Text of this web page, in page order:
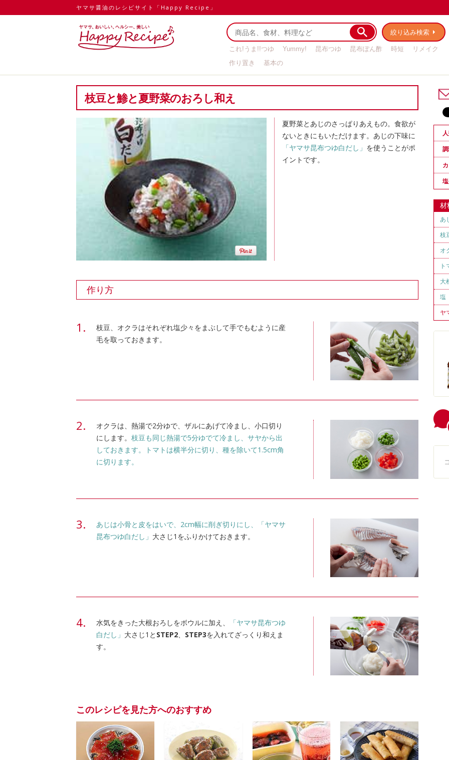
ヤマサ醤油のレシピサイト「Happy Recipe」
絞り込み検索
これ!うま!!つゆ Yummy! 昆布つゆ 昆布ぽん酢 時短
リメイク
作り置き
基本の
枝豆と鯵と夏野菜のおろし和え
夏野菜とあじのさっぱりあえもの。食欲が
ないときにもいただけます。あじの下味に
「ヤマサ昆布つゆ白だし」 を使うことがポ
イントです。
作り方
枝豆、オクラはそれぞれ塩少々をまぶして手でもむように産
毛を取っておきます。
オクラは、熱湯で2分ゆで、ザルにあげて冷まし、小口切り
にします。 枝豆も同じ熱湯で5分ゆでて冷まし、サヤから出
しておきます。トマトは横半分に切り、種を除いて1.5cm角
に切ります。
あじは小骨と皮をはいで、2cm幅に削ぎ切りにし、
「ヤマサ
昆布つゆ白だし」 大さじ1をふりかけておきます。
水気をきった大根おろしをボウルに加え、
「ヤマサ昆布つゆ
白だし」 大さじ1と STEP2、 STEP3を入れてざっくり和えま
す。
このレシピを見た方へのおすすめ
材
あ
枝
オ
ト
大
塩
ヤ